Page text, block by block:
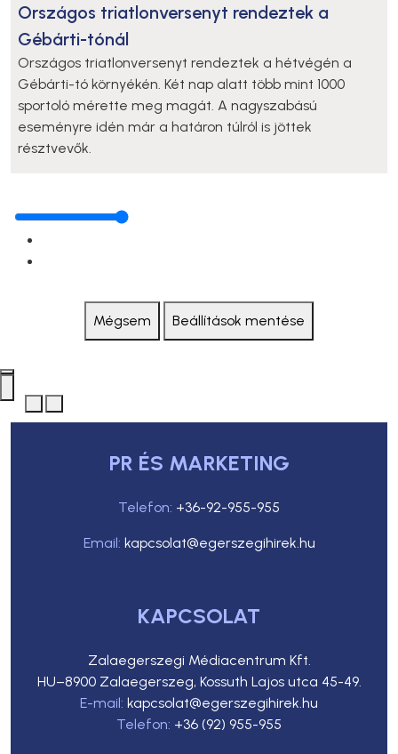
Országos triatlonversenyt rendeztek a
Gébárti-tónál
Országos triatlonversenyt rendeztek a hétvégén a
Gébárti-tó környékén. Két nap alatt több mint 1000
sportoló mérette meg magát. A nagyszabású
eseményre idén már a határon túlról is jöttek
résztvevők.
Mégsem Beállítások mentése
PR ÉS MARKETING
Telefon: +36-92-955-955
Email: kapcsolat@egerszegihirek.hu
KAPCSOLAT
Zalaegerszegi Médiacentrum Kft.
HU–8900 Zalaegerszeg, Kossuth Lajos utca 45-49.
E-mail: kapcsolat@egerszegihirek.hu
Telefon: +36 (92) 955-955